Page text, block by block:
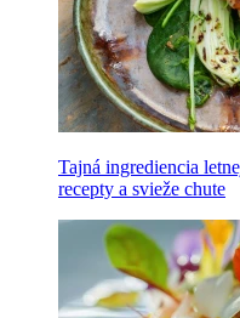
Tajná ingrediencia
recepty a svieže chute